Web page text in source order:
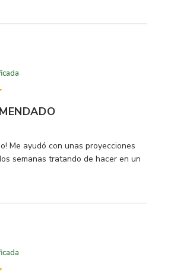
Me ayudó con unas proyecciones
semanas tratando de hacer en un
content Súper recomendado! Me